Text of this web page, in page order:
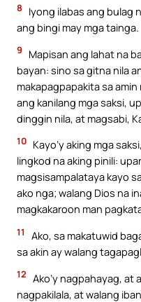
8
Iyong ilabas ang bulag
ang bingi may mga tainga.
9
Mapisan ang lahat na
bayan: sino sa gitna nila
makapagpapakita sa
ang kanilang mga saksi,
dinggin nila, at magsabi,
10 Kayo’y aking mga
lingkod na aking pinili:
magsisampalataya kayo
ako nga; walang Dios na
magkakaroon man
11
Ako, sa makatuwid
sa akin ay walang
12 Ako’y nagpahayag, at
nagpakilala, at walang